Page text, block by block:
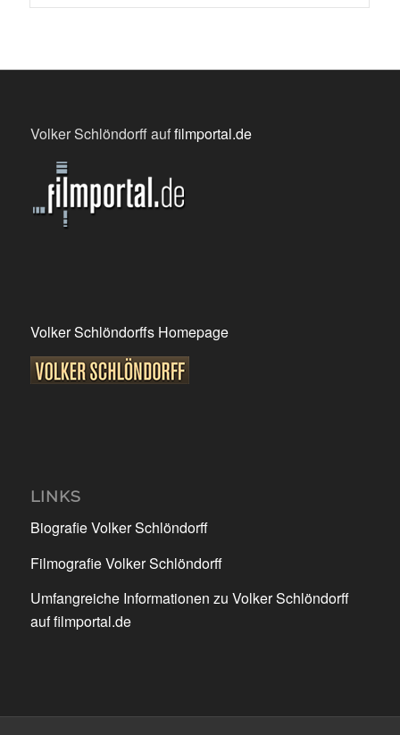
Volker Schlöndorff auffilmportal.de
Volker Schlöndorffs Homepage
LINKS
Biografie Volker Schlöndorff
Filmografie Volker Schlöndorff
Umfangreiche Informationen zu Volker Schlöndorff
auf filmportal.de